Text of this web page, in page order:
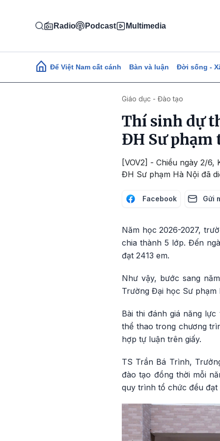
Radio Podcast Multimedia
Main navigation
Để Việt Nam cất cánh Bàn và luận Đời sống -
Giáo dục - Đào tạo
Thí sinh dự
ĐH Sư phạm
[VOV2] - Chiều ngày 2/
ĐH Sư phạm Hà Nội đã
Facebook Gửi
Năm học 2026-2027,
chia thành 5 lớp. Đến
đạt 2413 em.
Như vậy, bước sang
Trường Đại học Sư phạm
Bài thi đánh giá năng
thể thao trong chương
hợp tự luận trên giấy.
TS Trần Bá Trình,
đào tạo đồng thời mỗi
quy trình tổ chức đều đạt